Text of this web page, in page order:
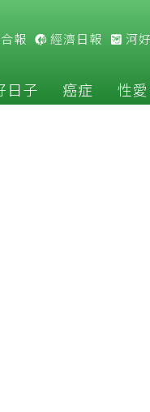
報 經濟日報 河
日子 癌症 性愛